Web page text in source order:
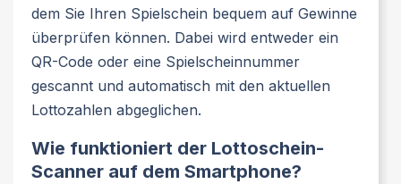
dem Sie Ihren Spielschein bequem auf Gewinne
überprüfen können. Dabei wird entweder ein
QR-Code oder eine Spielscheinnummer
gescannt und automatisch mit den aktuellen
Lottozahlen abgeglichen.
Wie funktioniert der Lottoschein-
Scanner auf dem Smartphone?